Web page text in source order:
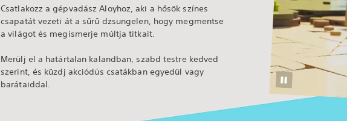
Csatlakozz a gépvadász Aloyhoz, aki a hősök színes
csapatát vezeti át a sűrű dzsungelen, hogy megmentse
a világot és megismerje múltja titkait.
Merülj el a határtalan kalandban, szabd testre kedved
szerint, és küzdj akciódús csatákban egyedül vagy
barátaiddal.